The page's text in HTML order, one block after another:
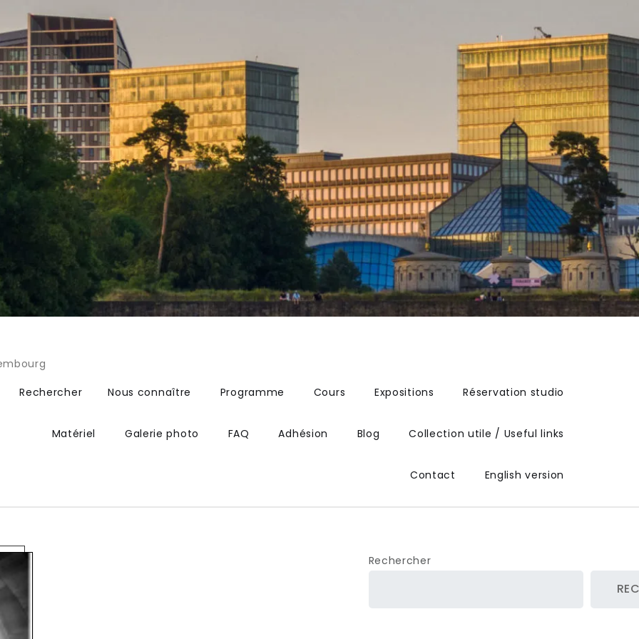
Rechercher
Nous connaître Programme Cours Expositions Réservation studio
Matériel Galerie photo FAQ Adhésion Blog Collection utile / Useful links
Contact English version
Rechercher